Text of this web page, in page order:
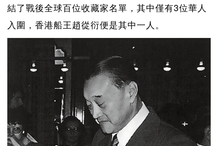
結了戰後全球百位收藏家名單，其中僅有3位華人
入圍，香港船王趙從衍便是其中一人。